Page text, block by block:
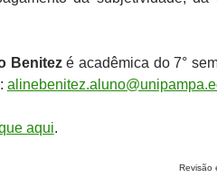
Benitezé acadêmica do 7°
aqui.
Revisão